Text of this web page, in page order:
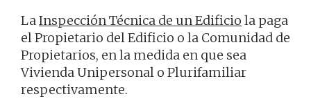
LaInspección Técnica de un Edificio la paga
el Propietario del Edificio o la Comunidad de
Propietarios, en la medida en que sea
Vivienda Unipersonal o Plurifamiliar
respectivamente.